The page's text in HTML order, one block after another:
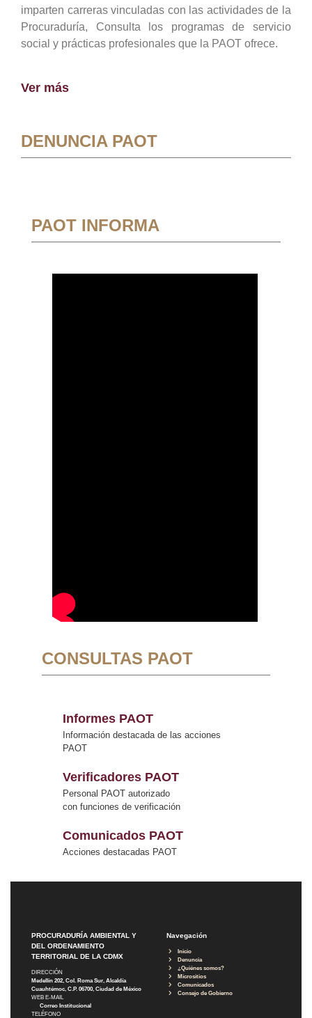
imparten carreras vinculadas con las actividades de la
Procuraduría, Consulta los programas de servicio
social y prácticas profesionales que la PAOT ofrece.
Ver más
DENUNCIA PAOT
PAOT INFORMA
CONSULTAS PAOT
Informes PAOT
Información destacada de las acciones
PAOT
Verificadores PAOT
Personal PAOT autorizado
con funciones de verificación
Comunicados PAOT
Acciones destacadas PAOT
PROCURADURÍA AMBIENTAL Y
DEL ORDENAMIENTO
TERRITORIAL DE LA CDMX
DIRECCIÓN
Medellín 202, Col. Roma Sur, Alcaldía
Cuauhtémoc, C.P. 06700, Ciudad de México
WEB E-MAIL
Correo Institucional
TELÉFONO
Navegación
Inicio
Denuncia
¿Quiénes somos?
Micrositios
Comunicados
Consejo de Gobierno